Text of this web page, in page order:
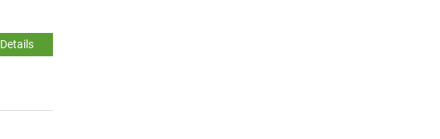
Details